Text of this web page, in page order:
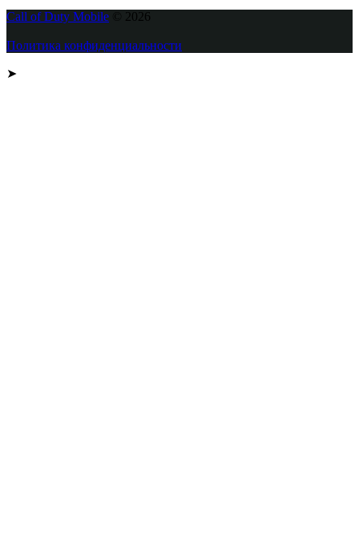
Call of Duty Mobile © 2026
Политика конфиденциальности
➤